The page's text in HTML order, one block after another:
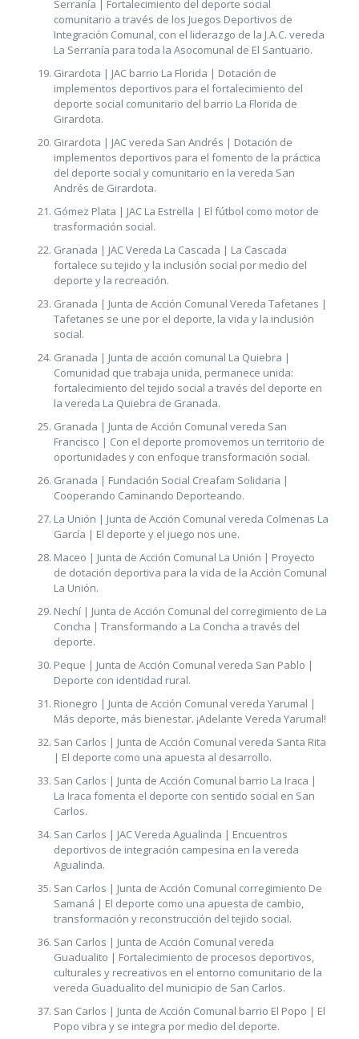
Serranía | Fortalecimiento del deporte social
comunitario a través de los Juegos Deportivos de
Integración Comunal, con el liderazgo de la J.A.C. vereda
La Serranía para toda la Asocomunal de El Santuario.
Girardota | JAC barrio La Florida | Dotación de
implementos deportivos para el fortalecimiento del
deporte social comunitario del barrio La Florida de
Girardota.
Girardota | JAC vereda San Andrés | Dotación de
implementos deportivos para el fomento de la práctica
del deporte social y comunitario en la vereda San
Andrés de Girardota.
Gómez Plata | JAC La Estrella | El fútbol como motor de
trasformación social.
Granada | JAC Vereda La Cascada | La Cascada
fortalece su tejido y la inclusión social por medio del
deporte y la recreación.
Granada | Junta de Acción Comunal Vereda Tafetanes |
Tafetanes se une por el deporte, la vida y la inclusión
social.
Granada | Junta de acción comunal La Quiebra |
Comunidad que trabaja unida, permanece unida:
fortalecimiento del tejido social a través del deporte en
la vereda La Quiebra de Granada.
Granada | Junta de Acción Comunal vereda San
Francisco | Con el deporte promovemos un territorio de
oportunidades y con enfoque transformación social.
Granada | Fundación Social Creafam Solidaria |
Cooperando Caminando Deporteando.
La Unión | Junta de Acción Comunal vereda Colmenas La
García | El deporte y el juego nos une.
Maceo | Junta de Acción Comunal La Unión | Proyecto
de dotación deportiva para la vida de la Acción Comunal
La Unión.
Nechí | Junta de Acción Comunal del corregimiento de La
Concha | Transformando a La Concha a través del
deporte.
Peque | Junta de Acción Comunal vereda San Pablo |
Deporte con identidad rural.
Rionegro | Junta de Acción Comunal vereda Yarumal |
Más deporte, más bienestar. ¡Adelante Vereda Yarumal!
San Carlos | Junta de Acción Comunal vereda Santa Rita
| El deporte como una apuesta al desarrollo.
San Carlos | Junta de Acción Comunal barrio La Iraca |
La Iraca fomenta el deporte con sentido social en San
Carlos.
San Carlos | JAC Vereda Agualinda | Encuentros
deportivos de integración campesina en la vereda
Agualinda.
San Carlos | Junta de Acción Comunal corregimiento De
Samaná | El deporte como una apuesta de cambio,
transformación y reconstrucción del tejido social.
San Carlos | Junta de Acción Comunal vereda
Guadualito | Fortalecimiento de procesos deportivos,
culturales y recreativos en el entorno comunitario de la
vereda Guadualito del municipio de San Carlos.
San Carlos | Junta de Acción Comunal barrio El Popo | El
Popo vibra y se integra por medio del deporte.